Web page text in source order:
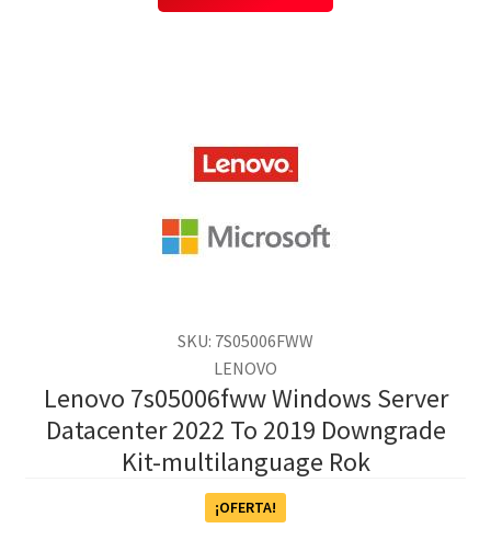
SKU: 7S05006FWW
LENOVO
Lenovo 7s05006fww Windows Server
Datacenter 2022 To 2019 Downgrade
Kit-multilanguage Rok
¡OFERTA!